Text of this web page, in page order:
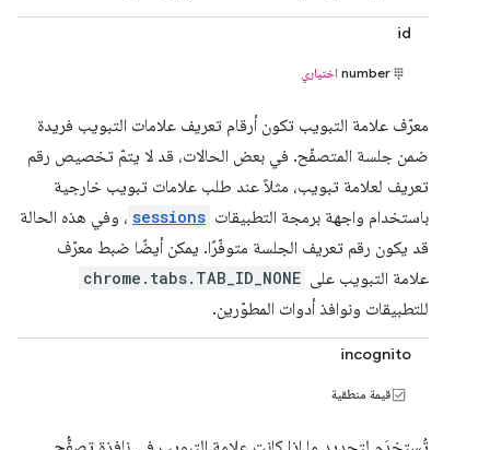
id
number اختياري
معرّف علامة التبويب تكون أرقام تعريف علامات التبويب فريدة
ضمن جلسة المتصفّح. في بعض الحالات، قد لا يتمّ تخصيص رقم
تعريف لعلامة تبويب، مثلاً عند طلب علامات تبويب خارجية
باستخدام واجهة برمجة التطبيقات sessions ، وفي هذه الحالة
قد يكون رقم تعريف الجلسة متوفّرًا. يمكن أيضًا ضبط معرّف
علامة التبويب على chrome.tabs.TAB_ID_NONE
للتطبيقات ونوافذ أدوات المطوّرين.
incognito
قيمة منطقية